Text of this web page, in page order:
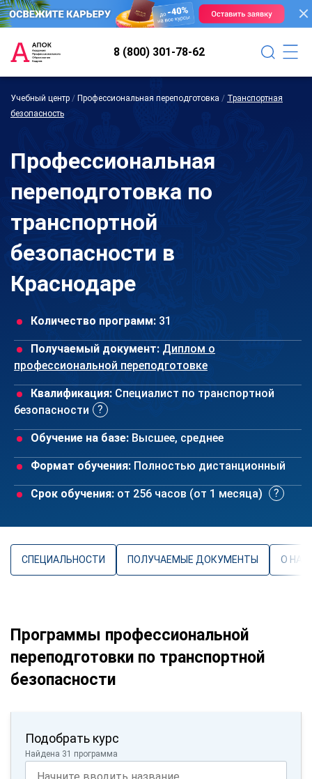
8 (800) 301-78-62
Учебный центр / Профессиональная переподготовка / Транспортная
безопасность
Профессиональная
переподготовка по
транспортной
безопасности в
Краснодаре
Количество программ: 31
Получаемый документ: Диплом о
профессиональной переподготовке
Квалификация: Специалист по транспортной
безопасности
Обучение на базе: Высшее, среднее
Формат обучения: Полностью дистанционный
Срок обучения: от 256 часов (от 1 месяца)
СПЕЦИАЛЬНОСТИ ПОЛУЧАЕМЫЕ ДОКУМЕНТЫ О
Программы профессиональной
переподготовки по транспортной
безопасности
Подобрать курс
Найдена 31 программа